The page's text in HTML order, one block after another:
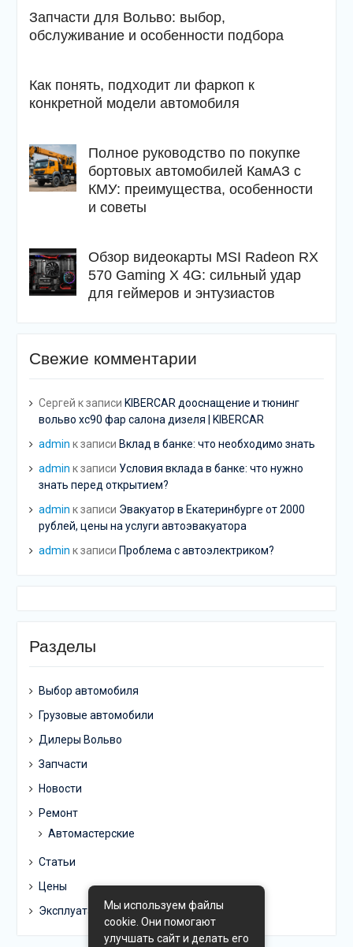
Запчасти для Вольво: выбор,
обслуживание и особенности подбора
Как понять, подходит ли фаркоп к
конкретной модели автомобиля
Полное руководство по покупке
бортовых автомобилей КамАЗ с
КМУ: преимущества, особенности
и советы
Обзор видеокарты MSI Radeon RX
570 Gaming X 4G: сильный удар
для геймеров и энтузиастов
Свежие комментарии
Сергей к записи KIBERCAR дооснащение и тюнинг
вольво хс90 фар салона дизеля | KIBERCAR
admin к записи Вклад в банке: что необходимо знать
admin к записи Условия вклада в банке: что нужно
знать перед открытием?
admin к записи Эвакуатор в Екатеринбурге от 2000
рублей, цены на услуги автоэвакуатора
admin к записи Проблема с автоэлектриком?
Разделы
Выбор автомобиля
Грузовые автомобили
Дилеры Вольво
Запчасти
Новости
Ремонт
Автомастерские
Статьи
Цены
ЭксплуатацияМы используем файлы
cookie. Они помогают
улучшать сайт и делать его